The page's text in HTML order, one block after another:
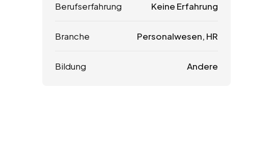
Berufserfahrung Keine Erfahrung
Branche Personalwesen, HR
Bildung Andere